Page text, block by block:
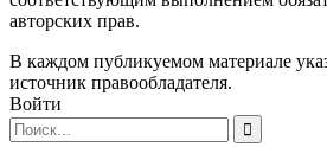
авторских прав.
В каждом публикуемом материале
источник правообладателя.
Войти